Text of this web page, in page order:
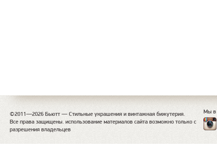
©2011—2026 Бьютт — Стильные украшения и винтажная бижутерия.
Все права защищены. использование материалов сайта возможно только с
разрешения владельцев
Мы в